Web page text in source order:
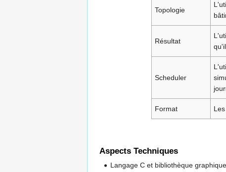
Topologie
Résultat
Scheduler
Format
Aspects Techniques
Langage C et bibliothèque